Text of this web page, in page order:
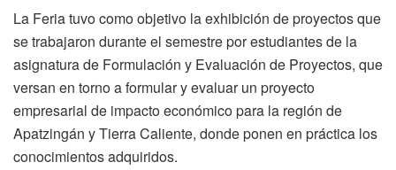
La Feria tuvo como objetivo la exhibición de proyectos que
se trabajaron durante el semestre por estudiantes de la
asignatura de Formulación y Evaluación de Proyectos, que
versan en torno a formular y evaluar un proyecto
empresarial de impacto económico para la región de
Apatzingán y Tierra Caliente, donde ponen en práctica los
conocimientos adquiridos.